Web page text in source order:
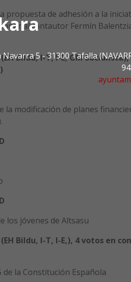
Navarra 5 - 31300 Tafalla
propuesta de adhesión a la
al cantautor Fermín
Bildu, I-T, I-E, GM
modificación de planes
los jóvenes de Altsasu
Bildu, I-T, I-E,), 4 votos en
la Constitución Española